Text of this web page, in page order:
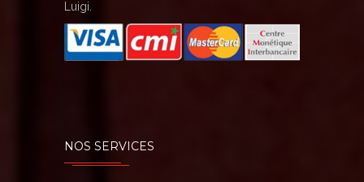
Luigi.
NOS SERVICES